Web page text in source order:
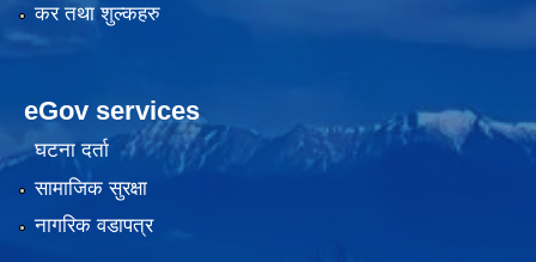
कर तथा शुल्कहरु
eGov services
घटना दर्ता
सामाजिक सुरक्षा
नागरिक वडापत्र